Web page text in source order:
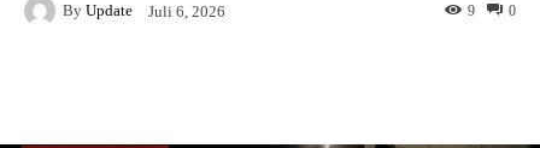
By Update Juli 6, 2026 0
9